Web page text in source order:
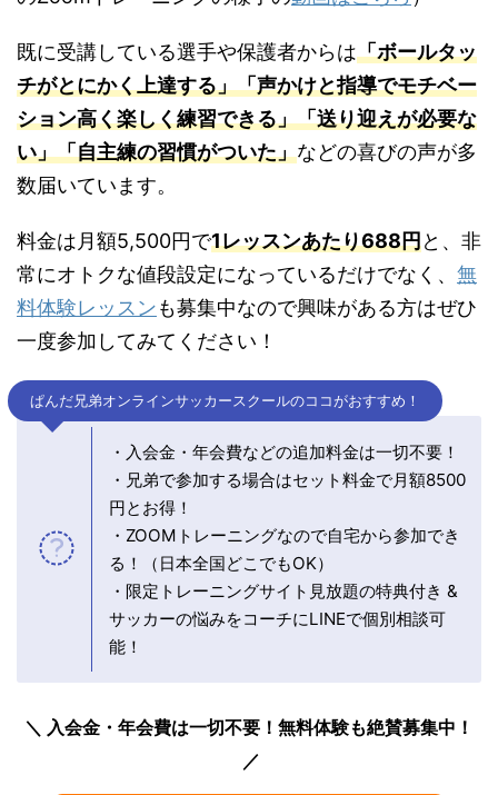
既に受講している選手や保護者からは「ボールタッ
チがとにかく上達する」「声かけと指導でモチベー
ション高く楽しく練習できる」「送り迎えが必要な
い」「自主練の習慣がついた」などの喜びの声が多
数届いています。
料金は月額5,500円で1レッスンあたり688円と、非
常にオトクな値段設定になっているだけでなく、 無
料体験レッスンも募集中なので興味がある方はぜひ
一度参加してみてください！
ぱんだ兄弟オンラインサッカースクールのココがおすすめ！
・入会金・年会費などの追加料金は一切不要！
・兄弟で参加する場合はセット料金で月額8500
円とお得！
・ZOOMトレーニングなので自宅から参加でき
る！（日本全国どこでもOK）
・限定トレーニングサイト見放題の特典付き &
サッカーの悩みをコーチにLINEで個別相談可
能！
入会金・年会費は一切不要！無料体験も絶賛募集中！